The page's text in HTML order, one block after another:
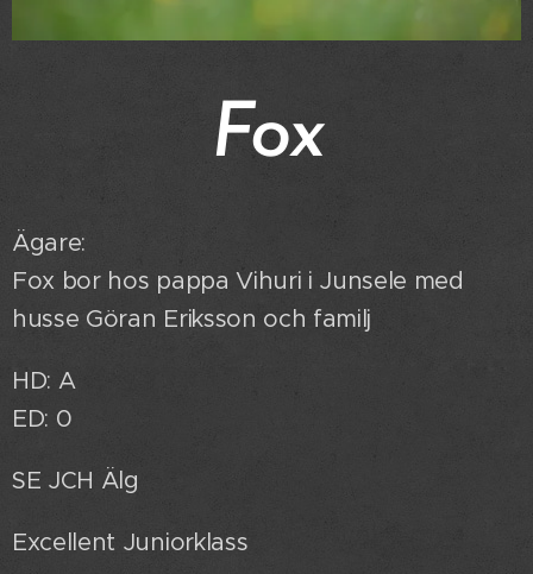
Fox
Ägare:
Fox bor hos pappa Vihuri i Junsele med
husse Göran Eriksson och familj
HD: A
ED: 0
SE JCH Älg
Excellent Juniorklass